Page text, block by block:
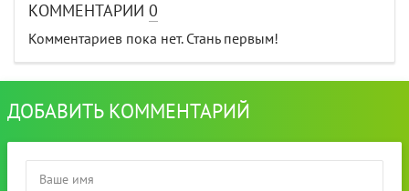
КОММЕНТАРИИ 0
Комментариев пока нет. Стань первым!
ДОБАВИТЬ КОММЕНТАРИЙ